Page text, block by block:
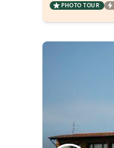
PHOTO TOUR